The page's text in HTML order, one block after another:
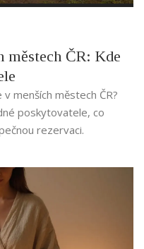
městech ČR: Kde
menších městech ČR?
poskytovatele, co
rezervaci.